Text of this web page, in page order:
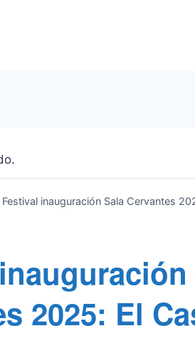
Festival inauguración Sala Cervantes
2025: El